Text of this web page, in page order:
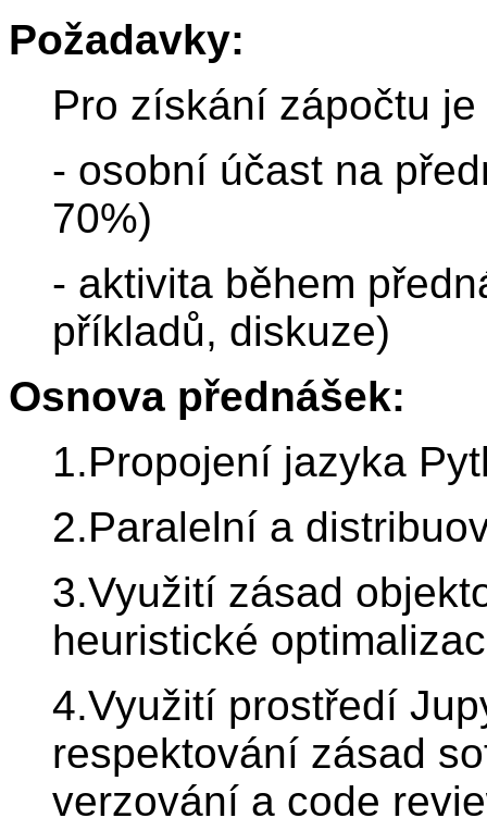
Požadavky:
Pro získání zápočtu
- osobní účast na
70%)
- aktivita během
příkladů, diskuze)
Osnova přednášek:
1.Propojení jazyka
2.Paralelní a
3.Využití zásad
heuristické
4.Využití prostředí
respektování zásad
verzování a code